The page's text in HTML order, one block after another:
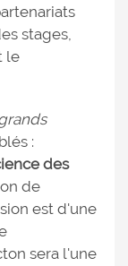
stages,
le
:
des
de
est d'une
sera l'une